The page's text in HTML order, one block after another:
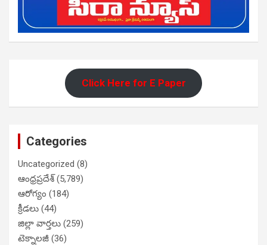
Click Here for E Paper
Categories
Uncategorized (8)
ఆంధ్రప్రదేశ్(5,789)
ఆరోగ్యం (184)
క్రీడలు (44)
జిల్లా వార్తలు (259)
టెక్నాలజీ (36)